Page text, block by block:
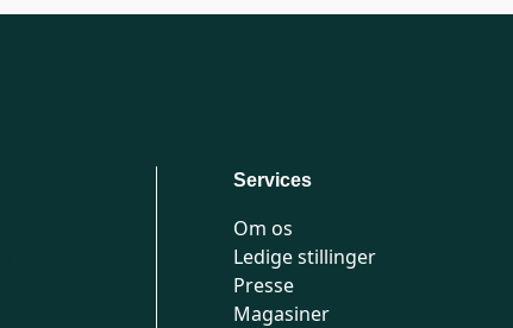
Services
Om os
Ledige stillinger
Presse
Magasiner